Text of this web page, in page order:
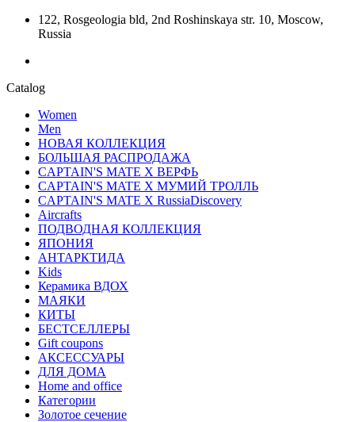
122, Rosgeologia bld, 2nd Roshinskaya str. 10, Moscow,
Russia
Catalog
Women
Men
НОВАЯ КОЛЛЕКЦИЯ
БОЛЬШАЯ РАСПРОДАЖА
CAPTAIN'S MATE X ВЕРФЬ
CAPTAIN'S MATE Х МУМИЙ ТРОЛЛЬ
CAPTAIN'S MATE X RussiaDiscovery
Aircrafts
ПОДВОДНАЯ КОЛЛЕКЦИЯ
ЯПОНИЯ
АНТАРКТИДА
Kids
Керамика ВДОХ
МАЯКИ
КИТЫ
БЕСТСЕЛЛЕРЫ
Gift coupons
АКСЕССУАРЫ
ДЛЯ ДОМА
Home and office
Категории
Золотое сечение